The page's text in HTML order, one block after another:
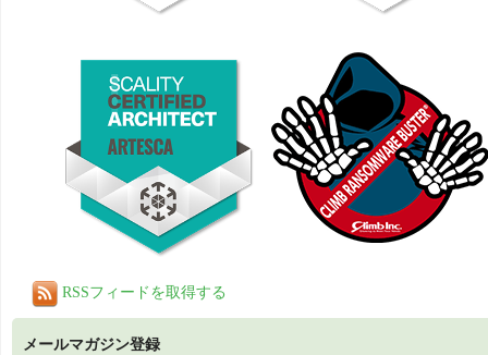
RSSフィードを取得する
メールマガジン登録